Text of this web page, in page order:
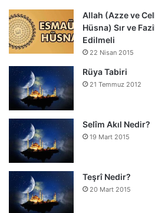
Allah (Azze ve
Hüsna) Sır ve
Edilmeli
22 Nisan 2015
Rüya Tabiri
21 Temmuz 2012
Selîm Akıl Nedir?
19 Mart 2015
Teşrî Nedir?
20 Mart 2015